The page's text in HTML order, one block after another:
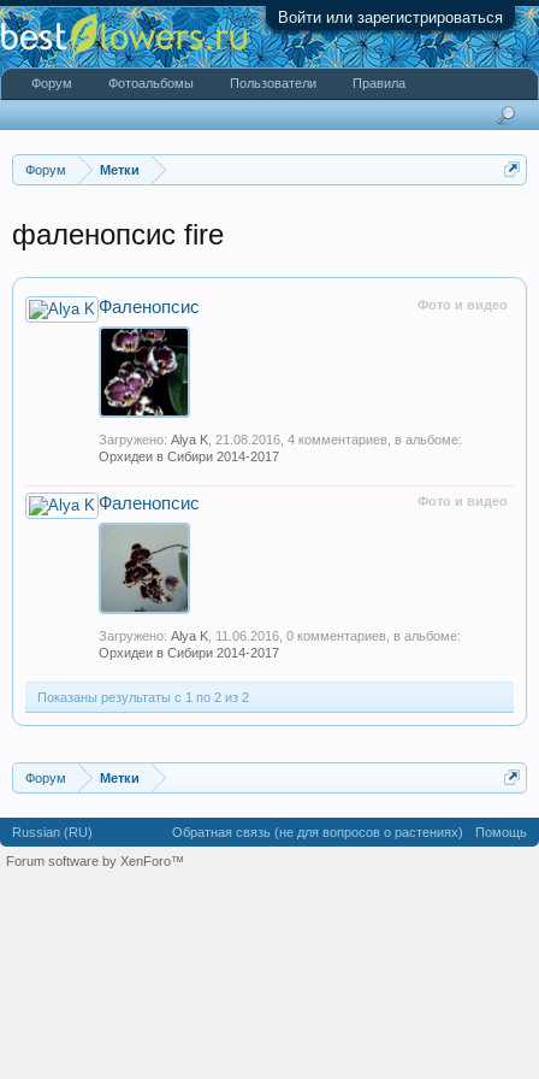
Войти или зарегистрироваться
Форум Метки
фаленопсис fire
Фото и видео
Фаленопсис
Загружено: Alya K 21.08.2016 , 4 комментариев, в альбоме:
Орхидеи в Сибири 2014-2017
Фото и видео
Фаленопсис
Загружено: Alya K 11.06.2016 , 0 комментариев, в альбоме:
Орхидеи в Сибири 2014-2017
Показаны результаты с 1 по 2 из 2
Форум Метки
Форум Фотоальбомы Пользователи Правила
Russian (RU) Обратная связь (не для вопросов о растениях)
Помощь
Forum software by XenForo™